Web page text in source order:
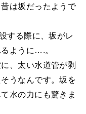
は坂だったようで
する際に、坂がレ
ように….。
、太い水道管が剥
うなんです。坂を
水の力にも驚きま